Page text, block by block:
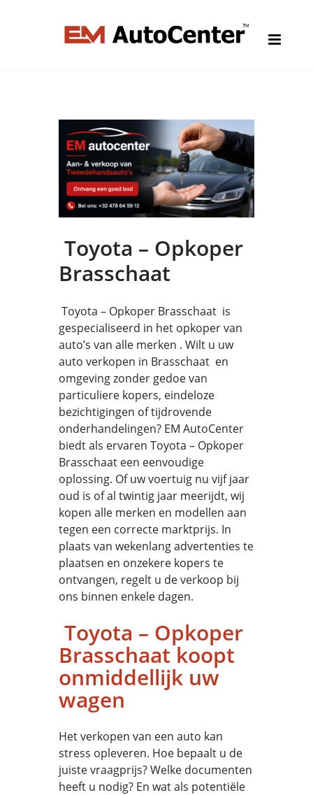
Toyota – Opkoper
Brasschaat
Toyota – Opkoper Brasschaat is
gespecialiseerd in het opkoper van
auto’s van alle merken . Wilt u uw
auto verkopen in Brasschaat en
omgeving zonder gedoe van
particuliere kopers, eindeloze
bezichtigingen of tijdrovende
onderhandelingen? EM AutoCenter
biedt als ervaren Toyota – Opkoper
Brasschaat een eenvoudige
oplossing. Of uw voertuig nu vijf jaar
oud is of al twintig jaar meerijdt, wij
kopen alle merken en modellen aan
tegen een correcte marktprijs. In
plaats van wekenlang advertenties te
plaatsen en onzekere kopers te
ontvangen, regelt u de verkoop bij
ons binnen enkele dagen.
Toyota – Opkoper
Brasschaat koopt
onmiddellijk uw
wagen
Het verkopen van een auto kan
stress opleveren. Hoe bepaalt u de
juiste vraagprijs? Welke documenten
heeft u nodig? En wat als potentiële